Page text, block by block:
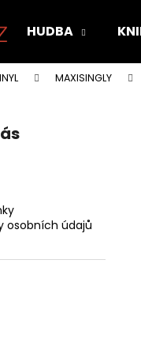
HUDBA
MAXISINGLY
osobních údajů